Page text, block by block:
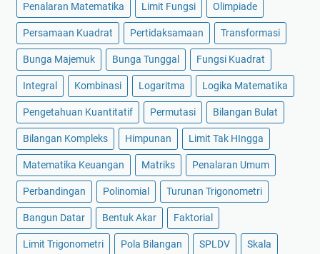
Penalaran Matematika Limit Fungsi Olimpiade
Persamaan Kuadrat Pertidaksamaan Transformasi
Bunga Majemuk Bunga Tunggal Fungsi Kuadrat
Integral Kombinasi Logaritma Logika Matematika
Pengetahuan Kuantitatif Permutasi Bilangan Bulat
Bilangan Kompleks Himpunan Limit Tak HIngga
Matematika Keuangan Matriks Penalaran Umum
Perbandingan Polinomial Turunan Trigonometri
Bangun Datar Bentuk Akar Faktorial
Limit Trigonometri Pola Bilangan SPLDV Skala